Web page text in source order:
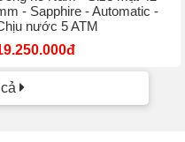
- Sapphire - Automatic -
nước 5 ATM